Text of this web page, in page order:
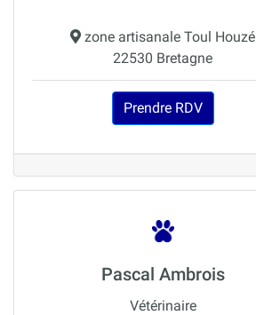
zone artisanale Toul Houzé
22530 Bretagne
Prendre RDV
Pascal Ambrois
Vétérinaire